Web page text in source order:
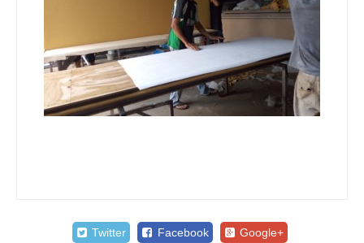
Twitter Facebook Google+